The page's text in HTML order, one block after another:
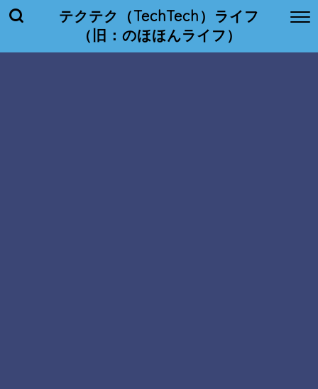
テクテク（TechTech）ライフ
（旧：のほほんライフ）